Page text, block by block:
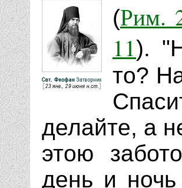
(Рим.
11).
то?
делайте, а
этою
день и